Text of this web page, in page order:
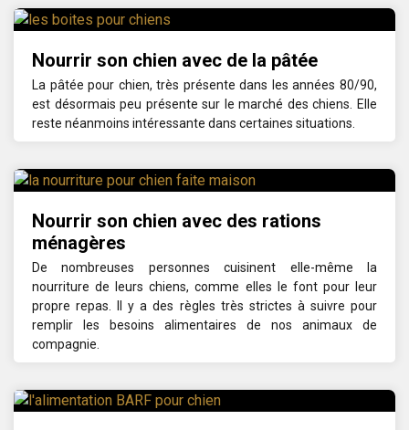
Nourrir son chien avec de la pâtée
La pâtée pour chien, très présente dans les années 80/90,
est désormais peu présente sur le marché des chiens. Elle
reste néanmoins intéressante dans certaines situations.
Nourrir son chien avec des rations
ménagères
De nombreuses personnes cuisinent elle-même la
nourriture de leurs chiens, comme elles le font pour leur
propre repas. Il y a des règles très strictes à suivre pour
remplir les besoins alimentaires de nos animaux de
compagnie.